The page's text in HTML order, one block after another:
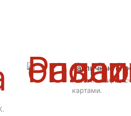
Различные
Наличными, по
картами.